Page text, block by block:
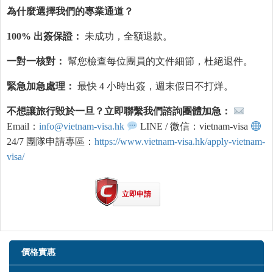
為什麼選擇我們的專業通道？
100% 出簽保證： 未成功，全額退款。
一對一核對： 幫您檢查每位團員的文件細節，杜絕退件。
緊急加急處理： 最快 4 小時出簽，週末假日不打烊。
不想讓旅行毀於一旦？立即聯繫我們諮詢團體加急：
Email： info@vietnam-visa.hk
LINE / 微信：vietnam-visa
24/7 團隊申請專區： https://www.vietnam-visa.hk/apply-vietnam-
visa/
立即申請
價格實惠